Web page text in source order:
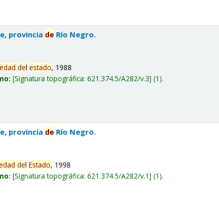
provincia de Río Negro.
delestado, 1988
Signatura topográfica:621.374.5/A282/v.3 (1).
provincia de Río Negro.
delEstado, 1998
Signatura topográfica:621.374.5/A282/v.1 (1).